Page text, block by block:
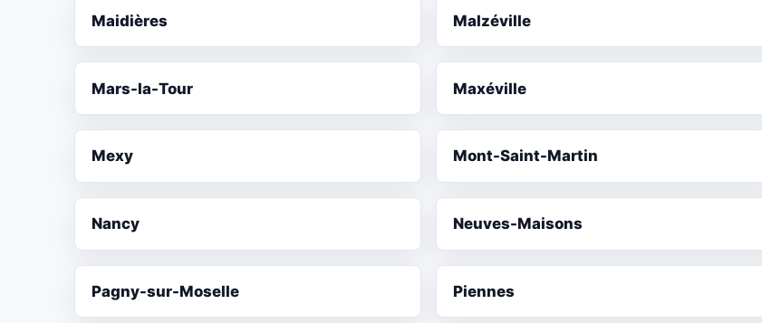
Maidières Malzéville
Mars-la-Tour Maxéville
Mexy Mont-Saint-Martin
Nancy Neuves-Maisons
Pagny-sur-Moselle Piennes